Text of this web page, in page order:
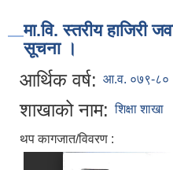
मा.वि. स्तरीय हाजिरी
सूचना ।
आर्थिक वर्ष: आ.व. ०७९-८०
शाखाको नाम: शिक्षा शाखा
थप कागजात/विवरण :